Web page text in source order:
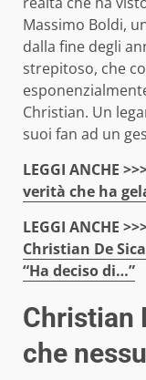
Massimo Boldi,
dalla fine degli
strepitoso, che
Christian. Un
suoi fan ad un
LEGGI ANCHE
verità che ha
LEGGI ANCHE
Christian De
“Ha deciso di…”
Christian
che